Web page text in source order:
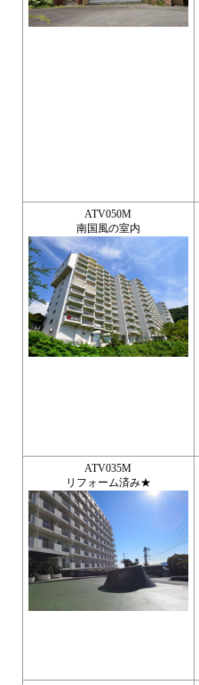
ATV050M
南国風の室内
ATV035M
リフォーム済み★